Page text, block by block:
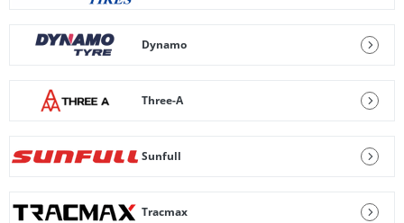
Dynamo
Three-A
Sunfull
Tracmax